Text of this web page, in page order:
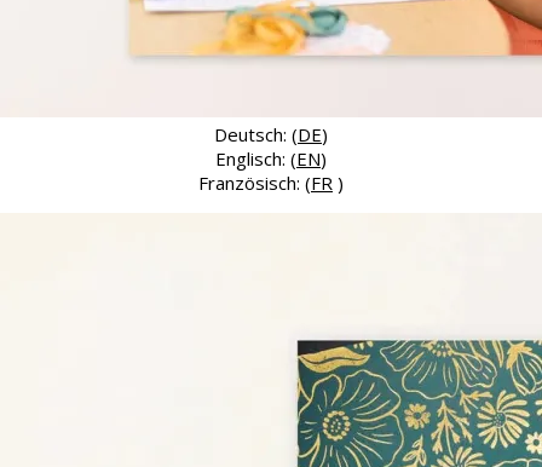
Deutsch: (DE)
Englisch: (EN)
Französisch: (FR )